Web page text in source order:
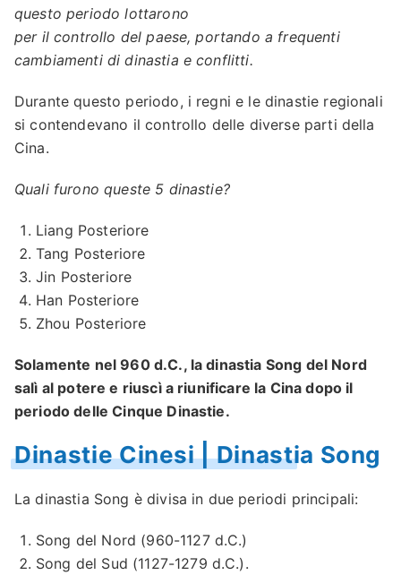
questo periodo lottarono
per il controllo del paese, portando a frequenti
cambiamenti di dinastia e conflitti.
Durante questo periodo, i regni e le dinastie regionali
si contendevano il controllo delle diverse parti della
Cina.
Quali furono queste 5 dinastie?
Liang Posteriore
Tang Posteriore
Jin Posteriore
Han Posteriore
Zhou Posteriore
Solamente nel 960 d.C., la dinastia Song del Nord
salì al potere e riuscì a riunificare la Cina dopo il
periodo delle Cinque Dinastie.
Dinastie Cinesi | Dinastia Song
La dinastia Song è divisa in due periodi principali:
Song del Nord (960-1127 d.C.)
Song del Sud (1127-1279 d.C.).